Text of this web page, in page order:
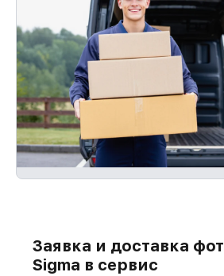
Заявка и доставка
Sigma в сервис